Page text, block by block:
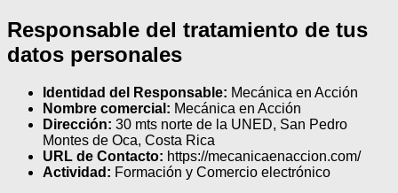
Responsable del tratamiento de tus
datos personales
Identidad del Responsable: Mecánica en Acción
Nombre comercial: Mecánica en Acción
Dirección: 30 mts norte de la UNED, San Pedro
Montes de Oca, Costa Rica
URL de Contacto: https://mecanicaenaccion.com/
Actividad: Formación y Comercio electrónico